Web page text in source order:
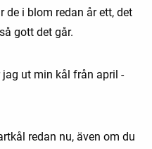
i blom redan år ett, det
gott det går.
jag ut min kål från april -
redan nu, även om du